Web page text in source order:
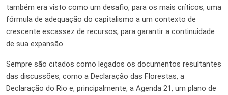
também era visto como um desafio, para os mais críticos, uma
fórmula de adequação do capitalismo a um contexto de
crescente escassez de recursos, para garantir a continuidade
de sua expansão.
Sempre são citados como legados os documentos resultantes
das discussões, como a Declaração das Florestas, a
Declaração do Rio e, principalmente, a Agenda 21, um plano de